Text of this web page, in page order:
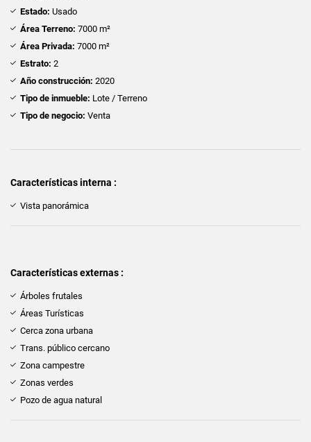
Estado: Usado
Área Terreno: 7000 m²
Área Privada: 7000 m²
Estrato: 2
Año construcción: 2020
Tipo de inmueble: Lote / Terreno
Tipo de negocio: Venta
Características interna :
Vista panorámica
Características externas :
Árboles frutales
Áreas Turísticas
Cerca zona urbana
Trans. público cercano
Zona campestre
Zonas verdes
Pozo de agua natural